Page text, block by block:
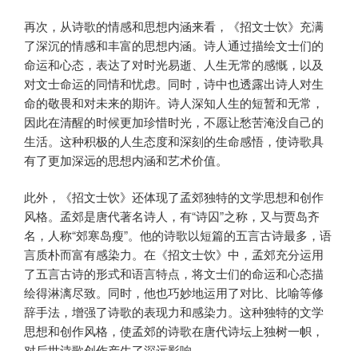
再次，从诗歌的情感和思想内涵来看，《招文士饮》充满
了深沉的情感和丰富的思想内涵。诗人通过描绘文士们的
命运和心态，表达了对时光易逝、人生无常的感慨，以及
对文士命运的同情和忧虑。同时，诗中也透露出诗人对生
命的敬畏和对未来的期许。诗人深知人生的短暂和无常，
因此在清醒的时候更加珍惜时光，不愿让愁苦淹没自己的
生活。这种积极的人生态度和深刻的生命感悟，使诗歌具
有了更加深远的思想内涵和艺术价值。
此外，《招文士饮》还体现了孟郊独特的文学思想和创作
风格。孟郊是唐代著名诗人，有“诗囚”之称，又与贾岛齐
名，人称“郊寒岛瘦”。他的诗歌以短篇的五言古诗最多，语
言质朴而富有感染力。在《招文士饮》中，孟郊充分运用
了五言古诗的形式和语言特点，将文士们的命运和心态描
绘得淋漓尽致。同时，他也巧妙地运用了对比、比喻等修
辞手法，增强了诗歌的表现力和感染力。这种独特的文学
思想和创作风格，使孟郊的诗歌在唐代诗坛上独树一帜，